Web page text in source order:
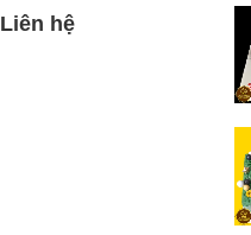
Liên hệ